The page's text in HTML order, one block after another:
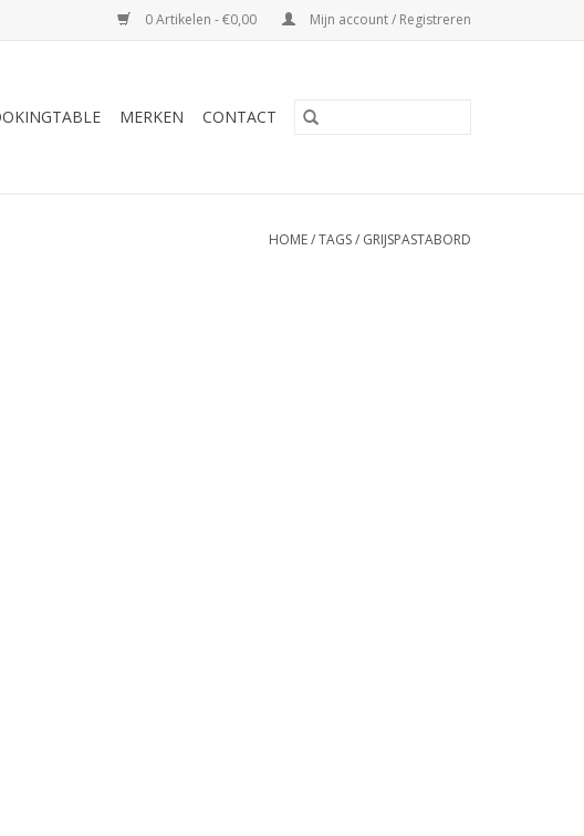
0 Artikelen - €0,00 Mijn account / Registreren
MERKEN CONTACT
HOME/TAGS/ GRIJSPASTABORD